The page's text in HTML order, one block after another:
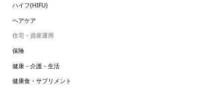
ハイフ(HIFU)
ヘアケア
住宅・資産運用
保険
健康・介護・生活
健康食・サプリメント